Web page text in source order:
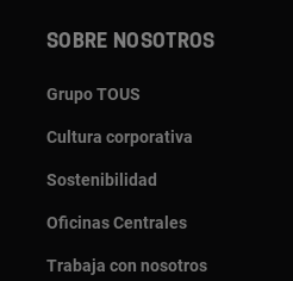
SOBRE NOSOTROS
Grupo TOUS
Cultura corporativa
Sostenibilidad
Oficinas Centrales
Trabaja con nosotros